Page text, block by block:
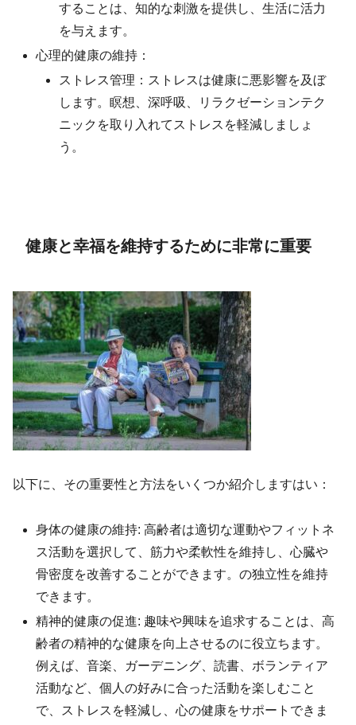
することは、知的な刺激を提供し、生活に活力
を与えます。
心理的健康の維持：
ストレス管理：ストレスは健康に悪影響を及ぼ
します。瞑想、深呼吸、リラクゼーションテク
ニックを取り入れてストレスを軽減しましょ
う。
健康と幸福を維持するために非常に重要
以下に、その重要性と方法をいくつか紹介しますはい：
身体の健康の維持: 高齢者は適切な運動やフィットネ
ス活動を選択して、筋力や柔軟性を維持し、心臓や
骨密度を改善することができます。の独立性を維持
できます。
精神的健康の促進: 趣味や興味を追求することは、高
齢者の精神的な健康を向上させるのに役立ちます。
例えば、音楽、ガーデニング、読書、ボランティア
活動など、個人の好みに合った活動を楽しむこと
で、ストレスを軽減し、心の健康をサポートできま